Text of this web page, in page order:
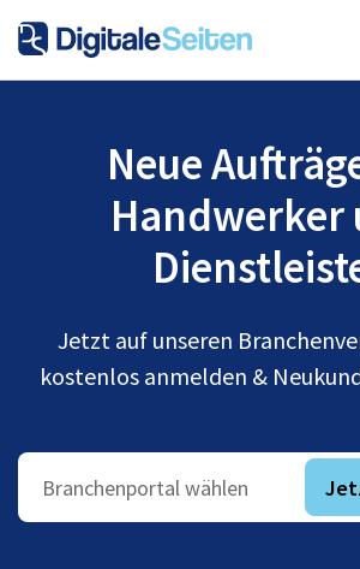
Neue
Handwerker
Jetzt auf unseren
kostenlos anmelden &
Branchenportal wählen